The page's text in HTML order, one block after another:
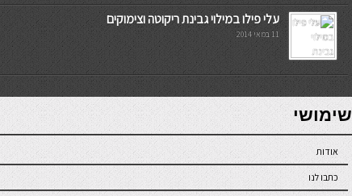
עלי פילו במילוי גבינת ריקוטה וצימוקים
11 במאי 2014
7slots
seriöse online casinos österreich
שימושי
אודות
כתבו לנו